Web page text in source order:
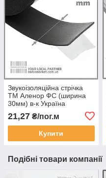
Звукоізоляційна стрічка
ТМ Аленор ФС (ширина
30мм) в-к Україна
21,27 ₴/пог.м
Купити
Подібні товари компанії